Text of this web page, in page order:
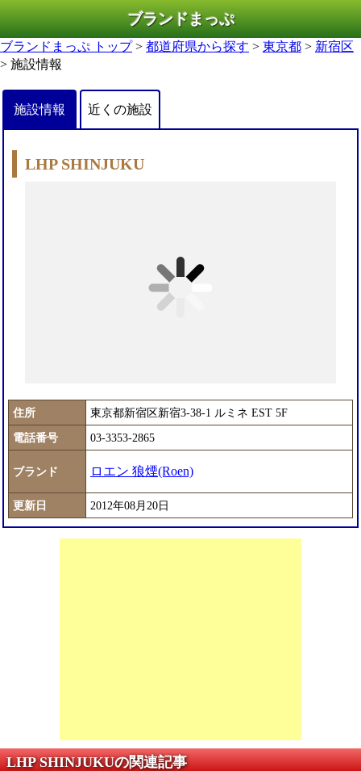
ブランドまっぷ
ブランドまっぷ トップ> 都道府県から探す > 東京都 > 新宿区
> 施設情報
施設情報 近くの施設
LHP SHINJUKU
住所
東京都新宿区新宿3-38-1 ルミネ EST 5F
電話番号
03-3353-2865
ブランド ロエン 狼煙(Roen)
更新日 2012年08月20日
LHP SHINJUKUの関連記事